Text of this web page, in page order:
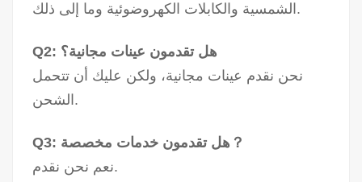
الشمسية والكابلات الكهروضوئية وما إلى ذلك.
Q2: هل تقدمون عينات مجانية؟
نحن نقدم عينات مجانية، ولكن عليك أن تتحمل
الشحن.
Q3: هل تقدمون خدمات مخصصة？
نعم نحن نقدم.